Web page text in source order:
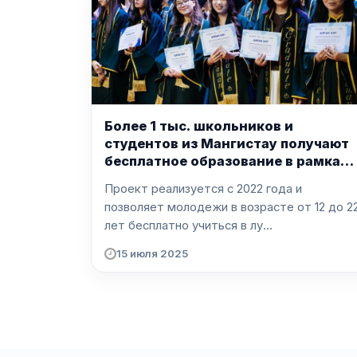
Более 1 тыс. школьников и
студентов из Мангистау получают
бесплатное образование в рамках
Проект реализуется с 2022 года и
позволяет молодежи в возрасте от 12 до
лет бесплатно учиться в лу...
15 июля 2025